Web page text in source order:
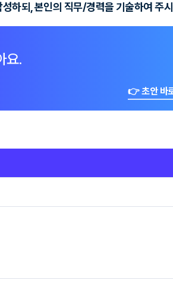
하되, 본인의 직무/경력을 기술하여 주
요.
👉 초안 바